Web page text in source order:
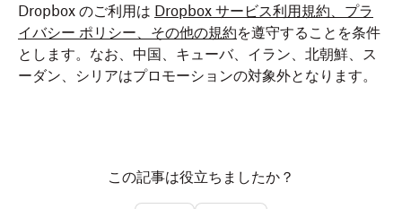
Dropbox のご利用は Dropbox サービス利用規約、プラ
イバシー ポリシー、その他の規約を遵守することを条件
とします。なお、中国、キューバ、イラン、北朝鮮、ス
ーダン、シリアはプロモーションの対象外となります。
この記事は役立ちましたか？